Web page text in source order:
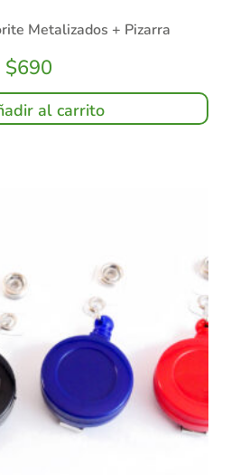
Metalizados + Pizarra
$690
al carrito